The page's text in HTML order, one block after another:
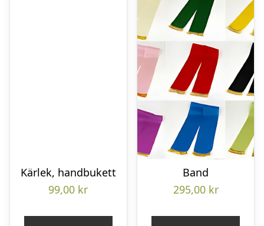
Kärlek, handbukett
99,00 kr
Band
295,00 kr